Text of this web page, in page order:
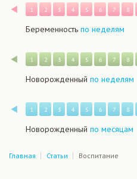
Назад
1 2 3 4 5 6 7 8
Беременность по неделям
Назад
1 2 3 4 5 6 7 8
Новорожденный по неделям
Назад
1 2 3 4 5 6 7 8
Новорожденный по месяцам
Главная Статьи Воспитание